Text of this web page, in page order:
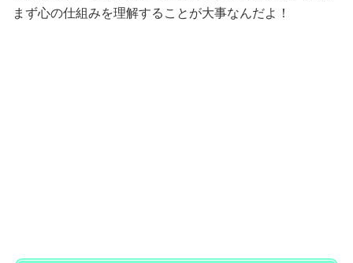
まず心の仕組みを理解することが大事なんだよ！